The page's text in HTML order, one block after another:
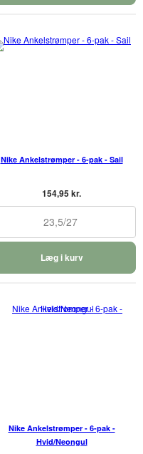
Nike Ankelstrømper - 6-pak - Sail
154,95 kr.
23,5/27
Læg i kurv
Nike Ankelstrømper - 6-pak -
Hvid/Neongul